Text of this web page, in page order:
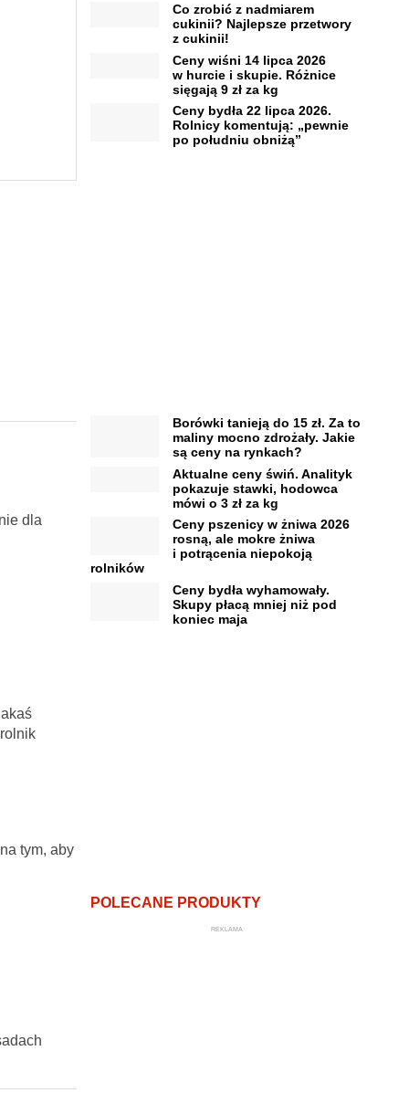
dla
tym, aby
Co zrobić z nadmiarem
cukinii? Najlepsze przetwory
z cukinii!
Ceny wiśni 14 lipca 2026
w hurcie i skupie. Różnice
sięgają 9 zł za kg
Ceny bydła 22 lipca 2026.
Rolnicy komentują: „pewnie
po południu obniżą”
Borówki tanieją do 15 zł. Za to
maliny mocno zdrożały. Jakie
są ceny na rynkach?
Aktualne ceny świń. Analityk
pokazuje stawki, hodowca
mówi o 3 zł za kg
Ceny pszenicy w żniwa 2026
rosną, ale mokre żniwa
i potrącenia niepokoją
rolników
Ceny bydła wyhamowały.
Skupy płacą mniej niż pod
koniec maja
POLECANE PRODUKTY
REKLAMA